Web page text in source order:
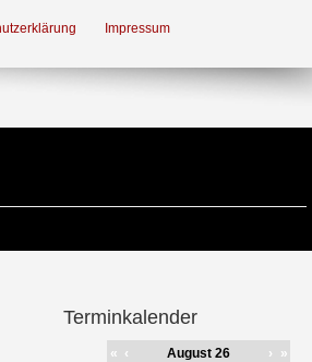
Impressum
Terminkalender
« ‹ August 26 ›
»